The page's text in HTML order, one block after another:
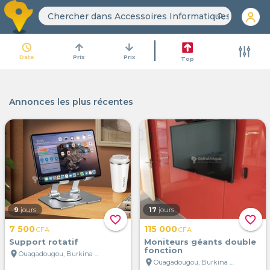
search
access_time
Date
arrow_upward
Prix
arrow_downward
Prix Top
Annonces les plus récentes
favorite_border
9 jours
7 500CFA
Support rotatif
location_on
Ouagadougou, Burkina Faso
favorite_border
17 jours
115 000CFA
Moniteurs géants double
fonction
location_on
Ouagadougou, Burkina Faso